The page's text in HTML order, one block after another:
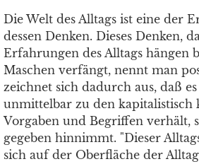
Die Welt des Alltags ist eine der
dessen Denken. Dieses Denken,
Erfahrungen des Alltags hängen
Maschen verfängt, nennt man
zeichnet sich dadurch aus, daß
unmittelbar zu den kapitalistisch
Vorgaben und Begriffen verhält,
gegeben hinnimmt. "Dieser
sich auf der Oberfläche der